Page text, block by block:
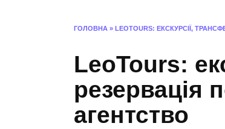
ГОЛОВНА » LEOTOURS: ЕКСКУРСІЇ,
LeoTours:
резервація
агентство